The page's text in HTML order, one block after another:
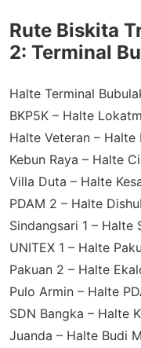
Rute Biskita
2: Terminal
Halte Terminal
BKP5K – Halte
Halte Veteran – Halte
Kebun Raya – Halte
Villa Duta – Halte
PDAM 2 – Halte
Sindangsari 1 – Halte
UNITEX 1 – Halte
Pakuan 2 – Halte
Pulo Armin – Halte
SDN Bangka – Halte
Juanda – Halte Budi